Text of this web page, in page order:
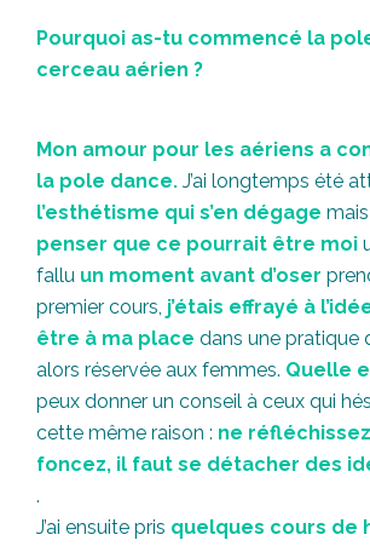
Pourquoi as-tu commencé la
cerceau aérien ?
Mon amour pour les aériens a
la pole dance. J’ai longtemps été
l’esthétisme qui s’en dégage mais
penser que ce pourrait être moi
fallu un moment avant d’oser
premier cours, j’étais effrayé à
être à ma place dans une pratique
alors réservée aux femmes. Quelle
peux donner un conseil à ceux qui
cette même raison : ne
foncez, il faut se détacher des
.
J’ai ensuite pris quelques cours de